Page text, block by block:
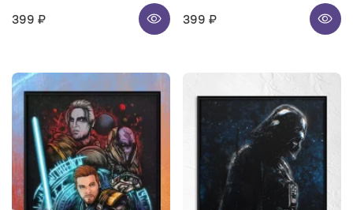
399 ₽
399 ₽